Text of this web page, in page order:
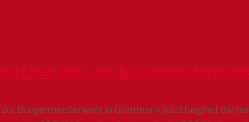
sich über den
Bürgermeisterwahl in Gommern, jetzt beginnt die